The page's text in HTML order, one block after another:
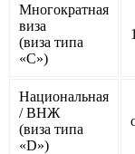
Многократная
виза
(виза типа
«С»)
Национальная
/ ВНЖ
(виза типа
«D»)